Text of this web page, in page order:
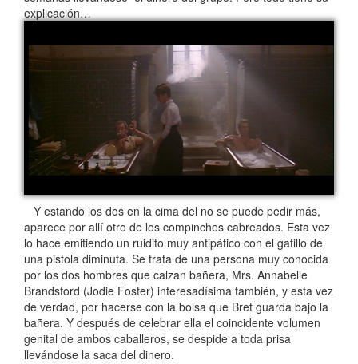
explicación…
Y estando los dos en la cima del no se puede pedir más,
aparece por allí otro de los compinches cabreados. Esta vez
lo hace emitiendo un ruidito muy antipático con el gatillo de
una pistola diminuta. Se trata de una persona muy conocida
por los dos hombres que calzan bañera, Mrs. Annabelle
Brandsford (Jodie Foster) interesadísima también, y esta vez
de verdad, por hacerse con la bolsa que Bret guarda bajo la
bañera. Y después de celebrar ella el coincidente volumen
genital de ambos caballeros, se despide a toda prisa
llevándose la saca del dinero.